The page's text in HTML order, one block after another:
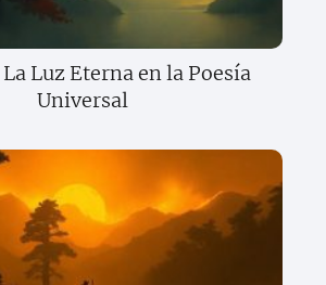
Luz Eterna en la Poesía
Universal